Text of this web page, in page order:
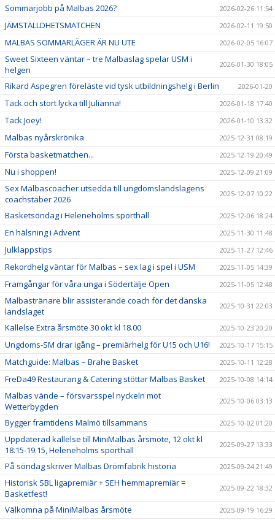
Sommarjobb på Malbas 2026? 2026-02-26 11:54
JÄMSTÄLLDHETSMATCHEN 2026-02-11 19:50
MALBAS SOMMARLÄGER ÄR NU UTE 2026-02-05 16:07
Sweet Sixteen väntar – tre Malbaslag spelar USM i
helgen
2026-01-30 18:05
Rikard Aspegren föreläste vid tysk utbildningshelg i Berlin 2026-01-20
Tack och stort lycka till Julianna! 2026-01-18 17:40
Tack Joey! 2026-01-10 13:32
Malbas nyårskrönika 2025-12-31 08:19
Första basketmatchen... 2025-12-19 20:49
Nu i shoppen! 2025-12-09 21:09
Sex Malbascoacher utsedda till ungdomslandslagens
coachstaber 2026
2025-12-07 10:22
Basketsöndag i Heleneholms sporthall 2025-12-06 18:24
En hälsning i Advent 2025-11-30 11:48
Julklappstips 2025-11-27 12:46
Rekordhelg väntar för Malbas – sex lag i spel i USM 2025-11-05 14:39
Framgångar för våra unga i Södertälje Open 2025-11-05 12:48
Malbastränare blir assisterande coach för det danska
landslaget
2025-10-31 22:03
Kallelse Extra årsmöte 30 okt kl 18.00 2025-10-23 20:20
Ungdoms-SM drar igång – premiärhelg för U15 och U16! 2025-10-17 15:15
Matchguide: Malbas – Brahe Basket 2025-10-11 12:28
FreDa49 Restaurang & Catering stöttar Malbas Basket 2025-10-08 14:14
Malbas vände – försvarsspel nyckeln mot
Wetterbygden
2025-10-06 03:13
Bygger framtidens Malmö tillsammans 2025-10-02 01:20
Uppdaterad kallelse till MiniMalbas årsmöte, 12 okt kl
18.15-19.15, Heleneholms sporthall
2025-09-27 13:33
På söndag skriver Malbas Drömfabrik historia 2025-09-24 21:49
Historisk SBL ligapremiär + SEH hemmapremiär =
Basketfest!
2025-09-22 18:32
Välkomna på MiniMalbas årsmöte 2025-09-19 16:29